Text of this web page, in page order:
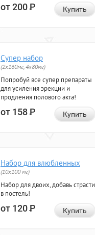
от 200Р Купить
Супер набор
(2х160мг, 4х80мг)
Попробуй все супер препараты
для усиления эрекции и
продления полового акта!
от 158Р Купить
Набор для влюбленных
(10х100 мг)
Набор для двоих, добавь страсти
в постель!
от 120Р Купить